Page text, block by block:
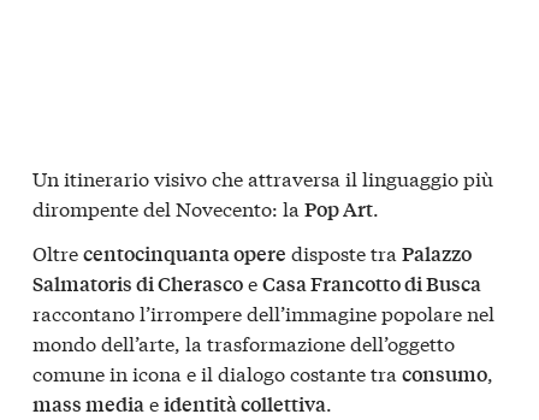
Un itinerario visivo che attraversa il linguaggio più
dirompente del Novecento: la Pop Art.
Oltrecentocinquanta opere disposte tra Palazzo
Salmatoris di CherascoeCasa Francotto di Busca
raccontano l’irrompere dell’immagine popolare nel
mondo dell’arte, la trasformazione dell’oggetto
comune in icona e il dialogo costante tra consumo,
mass mediaeidentità collettiva.